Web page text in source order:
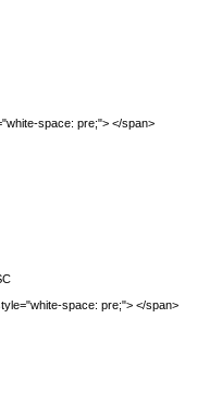
space: pre;"> </span>
space: pre;"> </span>